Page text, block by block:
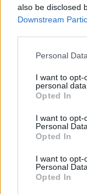
also be disclosed
Downstream
Please note that
not limited to
grant or deny
use your data for
consent section.
Personal
I want to opt-
personal data.
Opted In
I want to opt-
Personal Data.
Opted In
I want to opt-
Personal
Opted In
BREAKING NEWS
Codice della